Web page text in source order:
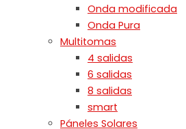
Onda modificada
Onda Pura
Multitomas
4 salidas
6 salidas
8 salidas
smart
Páneles Solares